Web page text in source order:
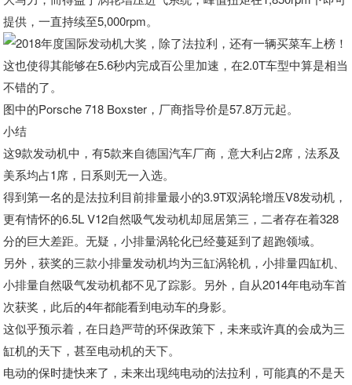
提供，一直持续至5,000rpm。
这也使得其能够在5.6秒内完成百公里加速，在2.0T车型中算是相当
不错的了。
图中的Porsche 718 Boxster，厂商指导价是57.8万元起。
小结
这9款发动机中，有5款来自德国汽车厂商，意大利占2席，法系及
美系均占1席，日系则无一入选。
得到第一名的是法拉利目前排量最小的3.9T双涡轮增压V8发动机，
更有情怀的6.5L V12自然吸气发动机却屈居第三，二者存在着328
分的巨大差距。无疑，小排量涡轮化已经蔓延到了超跑领域。
另外，获奖的三款小排量发动机均为三缸涡轮机，小排量四缸机、
小排量自然吸气发动机都不见了踪影。另外，自从2014年电动车首
次获奖，此后的4年都能看到电动车的身影。
这似乎预示着，在日趋严苛的环保政策下，未来或许真的会成为三
缸机的天下，甚至电动机的天下。
电动的保时捷快来了，未来出现纯电动的法拉利，可能真的不是天